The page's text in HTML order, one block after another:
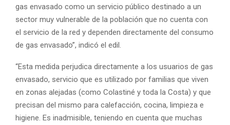
gas envasado como un servicio público destinado a un
sector muy vulnerable de la población que no cuenta con
el servicio de la red y dependen directamente del consumo
de gas envasado”, indicó el edil.
“Esta medida perjudica directamente a los usuarios de gas
envasado, servicio que es utilizado por familias que viven
en zonas alejadas (como Colastiné y toda la Costa) y que
precisan del mismo para calefacción, cocina, limpieza e
higiene. Es inadmisible, teniendo en cuenta que muchas